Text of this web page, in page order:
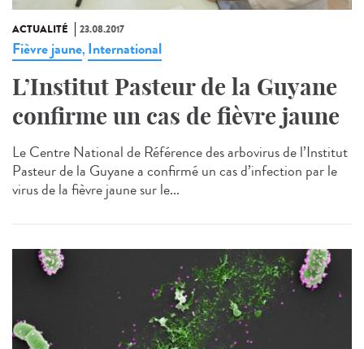
ACTUALITÉ 23.08.2017
Fièvre jaune, International
L’Institut Pasteur de la Guyane
confirme un cas de fièvre jaune
Le Centre National de Référence des arbovirus de l’Institut
Pasteur de la Guyane a confirmé un cas d’infection par le
virus de la fièvre jaune sur le...